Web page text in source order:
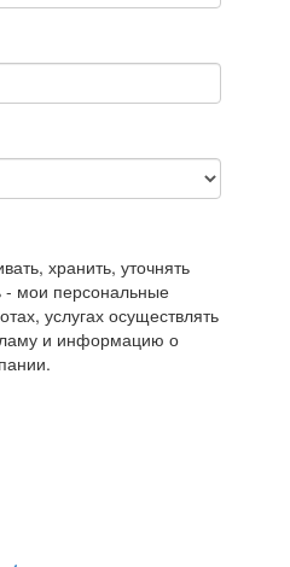
хранить, уточнять
- мои персональные
услугах осуществлять
и информацию о